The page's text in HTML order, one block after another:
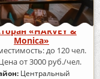
«HARVEY &
Monica»
до 120 чел.
от 3000 руб./чел.
Центральный